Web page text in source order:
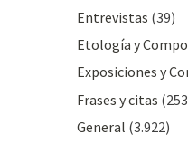
Entrevistas (39)
Etología y
Exposiciones y
Frases y citas
General (3.922)